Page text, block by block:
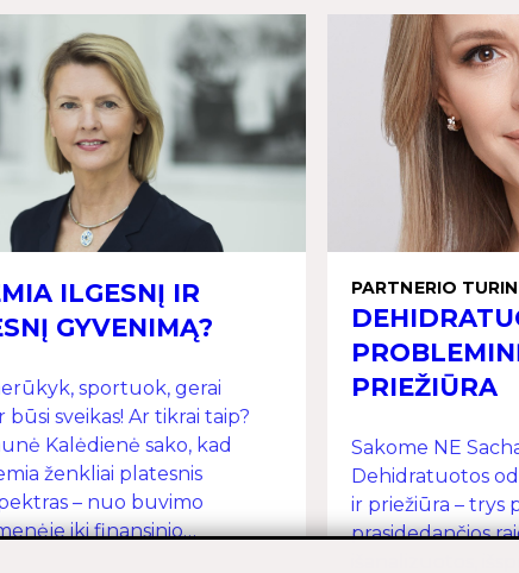
ILGESNĮ IR
GYVENIMĄ?
sportuok, gerai
būsi sveikas! Ar tikrai taip?
Kalėdienė sako, kad
ženkliai platesnis
– nuo buvimo
iki finansinio
PARTNERIO
PRIEŽIŪRA
Sakome NE
Dehidratuotos
ir priežiūra – trys
prasidedančios